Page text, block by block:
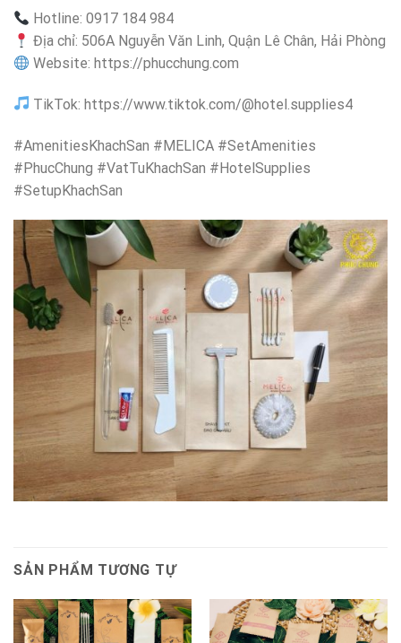
Hotline: 0917 184 984
Địa chỉ: 506A Nguyễn Văn Linh, Quận Lê Chân, Hải Phòng
Website: https://phucchung.com
TikTok: https://www.tiktok.com/@hotel.supplies4
#AmenitiesKhachSan #MELICA #SetAmenities
#PhucChung #VatTuKhachSan #HotelSupplies
#SetupKhachSan
SẢN PHẨM TƯƠNG TỰ